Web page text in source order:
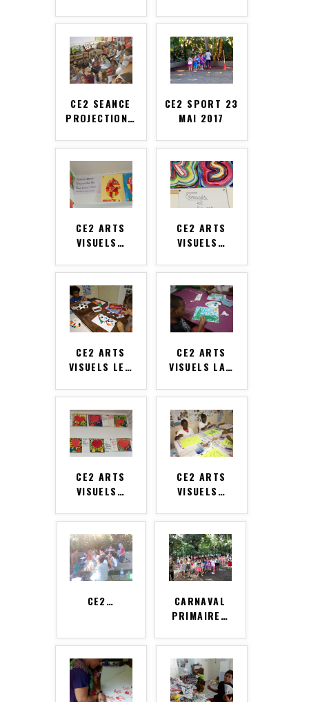
CE2 SEANCE
PROJECTION…
CE2 SPORT 23
MAI 2017
CE2 ARTS
VISUELS…
CE2 ARTS
VISUELS…
CE2 ARTS
VISUELS LE…
CE2 ARTS
VISUELS LA…
CE2 ARTS
VISUELS…
CE2 ARTS
VISUELS…
CE2…
CARNAVAL
PRIMAIRE…